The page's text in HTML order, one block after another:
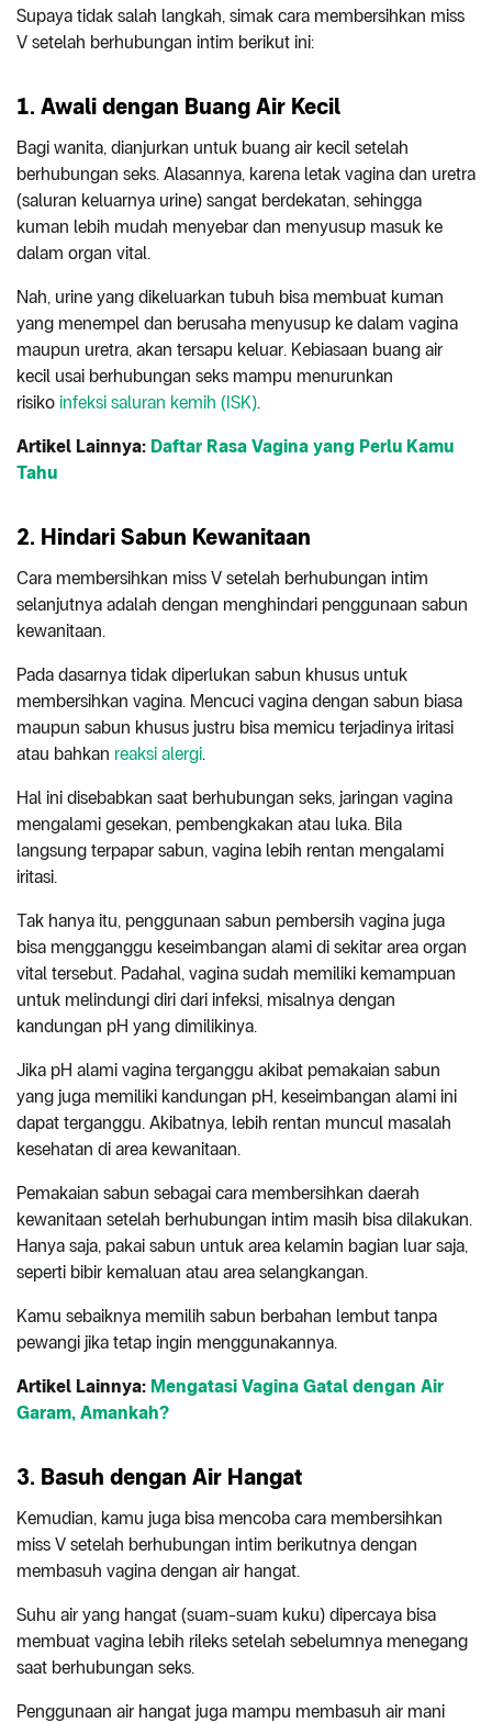
Supaya tidak salah langkah, simak cara membersihkan miss
V setelah berhubungan intim berikut ini:
1. Awali dengan Buang Air Kecil
Bagi wanita, dianjurkan untuk buang air kecil setelah
berhubungan seks. Alasannya, karena letak vagina dan uretra
(saluran keluarnya urine) sangat berdekatan, sehingga
kuman lebih mudah menyebar dan menyusup masuk ke
dalam organ vital.
Nah, urine yang dikeluarkan tubuh bisa membuat kuman
yang menempel dan berusaha menyusup ke dalam vagina
maupun uretra, akan tersapu keluar. Kebiasaan buang air
kecil usai berhubungan seks mampu menurunkan
risiko infeksi saluran kemih (ISK).
Artikel Lainnya: Daftar Rasa Vagina yang Perlu Kamu
Tahu
2. Hindari Sabun Kewanitaan
Cara membersihkan miss V setelah berhubungan intim
selanjutnya adalah dengan menghindari penggunaan sabun
kewanitaan.
Pada dasarnya tidak diperlukan sabun khusus untuk
membersihkan vagina. Mencuci vagina dengan sabun biasa
maupun sabun khusus justru bisa memicu terjadinya iritasi
atau bahkan reaksi alergi.
Hal ini disebabkan saat berhubungan seks, jaringan vagina
mengalami gesekan, pembengkakan atau luka. Bila
langsung terpapar sabun, vagina lebih rentan mengalami
iritasi.
Tak hanya itu, penggunaan sabun pembersih vagina juga
bisa mengganggu keseimbangan alami di sekitar area organ
vital tersebut. Padahal, vagina sudah memiliki kemampuan
untuk melindungi diri dari infeksi, misalnya dengan
kandungan pH yang dimilikinya.
Jika pH alami vagina terganggu akibat pemakaian sabun
yang juga memiliki kandungan pH, keseimbangan alami ini
dapat terganggu. Akibatnya, lebih rentan muncul masalah
kesehatan di area kewanitaan.
Pemakaian sabun sebagai cara membersihkan daerah
kewanitaan setelah berhubungan intim masih bisa dilakukan.
Hanya saja, pakai sabun untuk area kelamin bagian luar saja,
seperti bibir kemaluan atau area selangkangan.
Kamu sebaiknya memilih sabun berbahan lembut tanpa
pewangi jika tetap ingin menggunakannya.
Artikel Lainnya: Mengatasi Vagina Gatal dengan Air
Garam, Amankah?
3. Basuh dengan Air Hangat
Kemudian, kamu juga bisa mencoba cara membersihkan
miss V setelah berhubungan intim berikutnya dengan
membasuh vagina dengan air hangat.
Suhu air yang hangat (suam-suam kuku) dipercaya bisa
membuat vagina lebih rileks setelah sebelumnya menegang
saat berhubungan seks.
Penggunaan air hangat juga mampu membasuh air mani